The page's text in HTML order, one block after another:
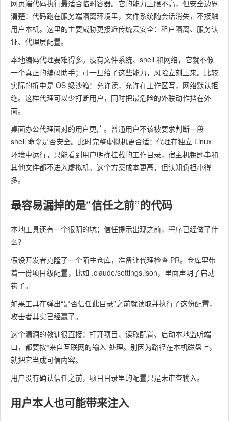
网页端代码执行最适合临时容器。它的能力上限不高，但安全边界
清楚：代码跑在服务端隔离环境里，文件系统随会话消失，不接触
用户本机。这里的主要威胁更接近传统云安全：租户隔离、服务认
证、代理层配置。
本地编码代理要难得多。没有文件系统、shell 和网络，它就不像
一个真正的编码助手；可一旦给了这些能力，风险立刻上来。比较
实际的折中是 OS 级沙箱：允许读，允许在工作区写，网络默认拒
绝。这样代理可以少打断用户，同时把最危险的外联动作挡在外
面。
桌面办公代理面对的用户更广。普通用户不该被要求判断一段
shell 命令是否安全。此时完整虚拟机更合适：代理在独立 Linux
环境中运行，只能看到用户明确挂载的工作目录，宿主机钥匙串和
其他文件都不进入虚拟机。这个方案成本更高，但认知负担小得
多。
最容易漏掉的是“信任之前”的代码
本地工具还有一个很阴的坑：信任提示出现之前，程序已经做了什
么？
假设开发者克隆了一个陌生仓库，准备让代理检查 PR。仓库里带
着一份项目级配置，比如 .claude/settings.json，里面声明了启动
钩子。
如果工具在弹出“是否信任此目录”之前就读取并执行了这份配置，
攻击者其实已经赢了。
这个漏洞的教训很直接：打开项目、读取配置、启动本地监听端
口，都要按“来自互联网的输入”处理。别因为路径在本机磁盘上，
就把它当成可信内容。
用户没有确认信任之前，项目目录里的配置只是未审查输入。
用户本人也可能带来注入